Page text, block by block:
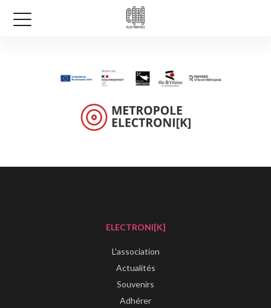
ELECTRONI[K]
L'association
Actualités
Souvenirs
Adhérer